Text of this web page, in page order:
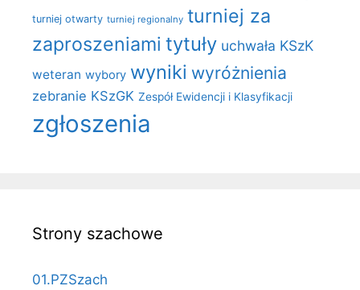
turniej otwarty turniej regionalny turniej za
zaproszeniami tytuły uchwała KSzK
weteran wybory wyniki wyróżnienia
zebranie KSzGK Zespół Ewidencji i Klasyfikacji
zgłoszenia
Strony szachowe
01.PZSzach